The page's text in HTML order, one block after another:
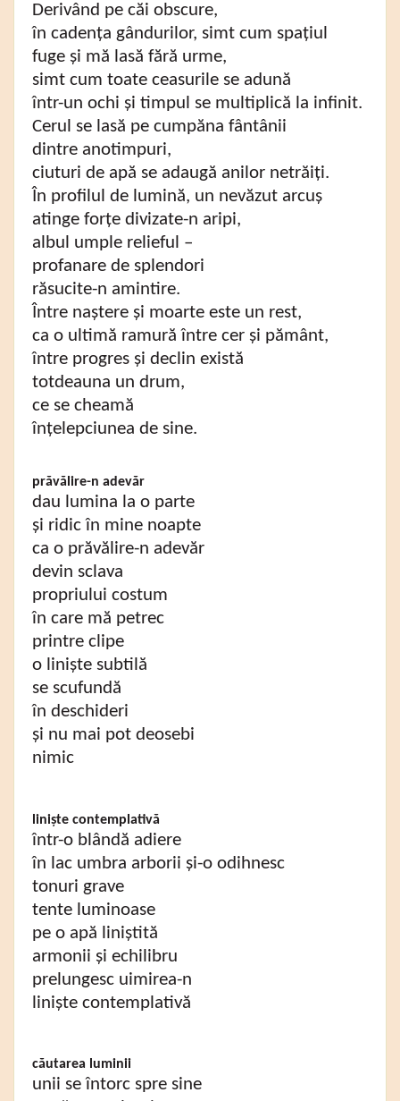
Derivând pe căi obscure,
în cadența gândurilor, simt cum spațiul
fuge și mă lasă fără urme,
simt cum toate ceasurile se adună
într-un ochi și timpul se multiplică la infinit.
Cerul se lasă pe cumpăna fântânii
dintre anotimpuri,
ciuturi de apă se adaugă anilor netrăiți.
În profilul de lumină, un nevăzut arcuș
atinge forțe divizate-n aripi,
albul umple relieful –
profanare de splendori
răsucite-n amintire.
Între naștere și moarte este un rest,
ca o ultimă ramură între cer și pământ,
între progres și declin există
totdeauna un drum,
ce se cheamă
înțelepciunea de sine.
prăvălire-n adevăr
dau lumina la o parte
și ridic în mine noapte
ca o prăvălire-n adevăr
devin sclava
propriului costum
în care mă petrec
printre clipe
o liniște subtilă
se scufundă
în deschideri
și nu mai pot deosebi
nimic
liniște contemplativă
într-o blândă adiere
în lac umbra arborii și-o odihnesc
tonuri grave
tente luminoase
pe o apă liniștită
armonii și echilibru
prelungesc uimirea-n
liniște contemplativă
căutarea luminii
unii se întorc spre sine